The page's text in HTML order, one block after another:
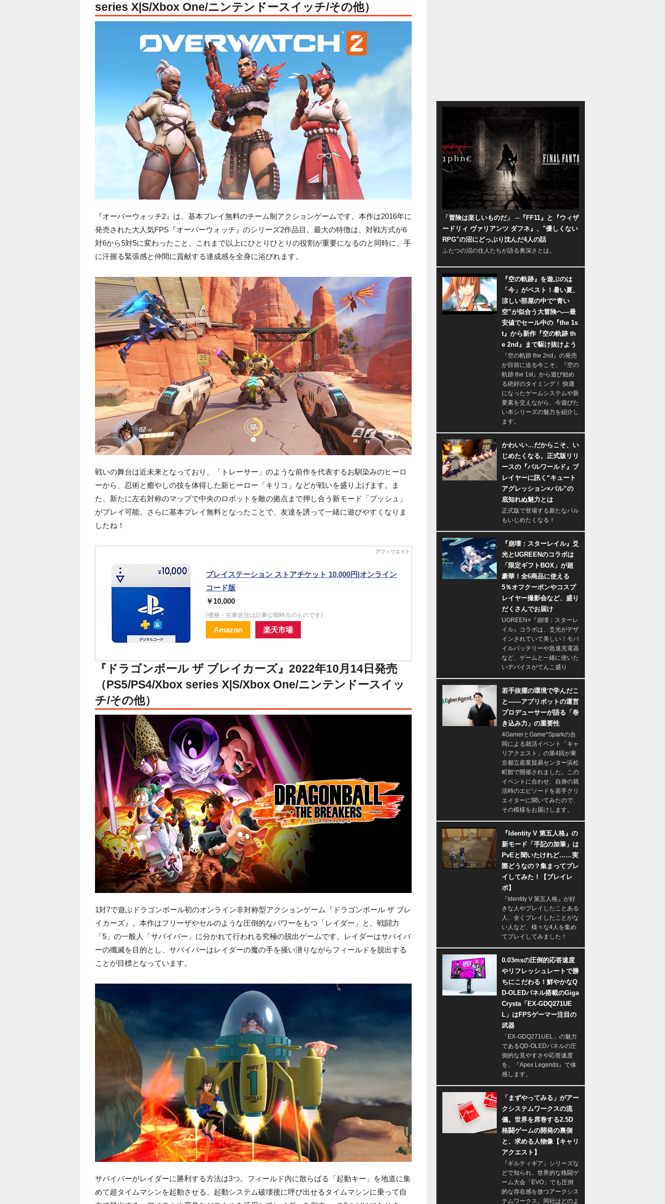
series X|S/Xbox One/ニンテンドースイッチ/その他）
『オーバーウォッチ2』は、基本プレイ無料のチーム制アクションゲームです。本作は2016年に
発売された大人気FPS『オーバーウォッチ』のシリーズ2作品目。最大の特徴は、対戦方式が6
対6から5対5に変わったこと。これまで以上にひとりひとりの役割が重要になるのと同時に、手
に汗握る緊張感と仲間に貢献する達成感を全身に浴びれます。
戦いの舞台は近未来となっており、「トレーサー」のような前作を代表するお馴染みのヒーロ
ーから、忍術と癒やしの技を体得した新ヒーロー「キリコ」などが戦いを盛り上げます。ま
た、新たに左右対称のマップで中央のロボットを敵の拠点まで押し合う新モード「プッシュ」
がプレイ可能。さらに基本プレイ無料となったことで、友達を誘って一緒に遊びやすくなりま
したね！
プレイステーション ストアチケット 10,000円|オンライン
コード版
￥10,000
(価格・在庫状況は記事公開時点のものです)
Amazon 楽天市場
『ドラゴンボール ザ ブレイカーズ』2022年10月14日発売
（PS5/PS4/Xbox series X|S/Xbox One/ニンテンドースイッ
チ/その他）
1対7で遊ぶドラゴンボール初のオンライン非対称型アクションゲーム『ドラゴンボール ザ ブレ
イカーズ』。本作はフリーザやセルのような圧倒的なパワーをもつ「レイダー」と、戦闘力
「5」の一般人「サバイバー」に分かれて行われる究極の脱出ゲームです。レイダーはサバイバ
ーの殲滅を目的とし、サバイバーはレイダーの魔の手を掻い潜りながらフィールドを脱出する
ことが目標となっています。
サバイバーがレイダーに勝利する方法は3つ。フィールド内に散らばる「起動キー」を地道に集
めて超タイムマシンを起動させる、起動システム破壊後に呼び出せるタイムマシンに乗って自
「冒険は楽しいものだ」 ─『FF11』と『ウィザ
ードリィ ヴァリアンツ ダフネ』、"優しくない
RPG"の沼にどっぷり沈んだ4人の話
ふたつの沼の住人たちが語る奥深さとは。
『空の軌跡』を遊ぶのは
「今」がベスト！暑い夏、
涼しい部屋の中で“青い
空”が似合う大冒険へ―最
安値でセール中の『the 1s
t』から新作『空の軌跡 th
e 2nd』まで駆け抜けよう
『空の軌跡 the 2nd』の発売
が目前に迫る今こそ、『空の
軌跡 the 1st』から遊び始め
る絶好のタイミング！ 快適
になったゲームシステムや新
要素を交えながら、今遊びた
い本シリーズの魅力を紹介し
ます。
かわいい…だからこそ、い
じめたくなる。正式版リリ
ースの『パルワールド』プ
レイヤーに訊く“キュート
アグレッション×パル”の
底知れぬ魅力とは
正式版で登場する新たなパル
もいじめたくなる！
『崩壊：スターレイル』爻
光とUGREENのコラボは
「限定ギフトBOX」が超
豪華！全6商品に使える
5％オフクーポンやコスプ
レイヤー撮影会など、盛り
だくさんでお届け
UGREEN×『崩壊：スターレ
イル』コラボは、爻光がデザ
インされていて美しい！モバ
イルバッテリーや急速充電器
など、ゲームと一緒に使いた
いデバイスがてんこ盛り
若手抜擢の環境で学んだこ
と――アプリボットの運営
プロデューサーが語る「巻
き込み力」の重要性
4GamerとGame*Sparkの合
同による就活イベント「キャ
リアクエスト」の第4回が東
京都立産業貿易センター浜松
町館で開催されました。この
イベントに合わせ、自身の就
活時のエピソードを若手クリ
エイターに聞いてみたので、
その模様をお届けします。
『Identity V 第五人格』の
新モード「手記の加筆」は
PvEと聞いたけれど……実
際どうなの？集まってプレ
イしてみた！【プレイレ
ポ】
『Identity V 第五人格』が好
きな人やプレイしたことある
人、全くプレイしたことがな
い人など、様々な4人を集め
てプレイしてみました！
0.03msの圧倒的応答速度
やリフレッシュレートで勝
ちにこだわる！鮮やかなQ
D-OLEDパネル搭載のGiga
Crysta「EX-GDQ271UE
L」はFPSゲーマー注目の
武器
「EX-GDQ271UEL」の魅力
であるQD-OLEDパネルの圧
倒的な見やすさや応答速度
を、『Apex Legends』で体
感します。
「まずやってみる」がアー
クシステムワークスの流
儀。世界を席巻する2.5D
格闘ゲームの開発の裏側
と、求める人物像【キャリ
アクエスト】
『ギルティギア』シリーズな
どで知られ、世界的な格闘ゲ
ーム大会「EVO」でも圧倒
的な存在感を放つアークシス
テムワークス。同社はどのよ